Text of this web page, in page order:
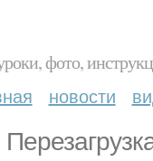
фото,
новости